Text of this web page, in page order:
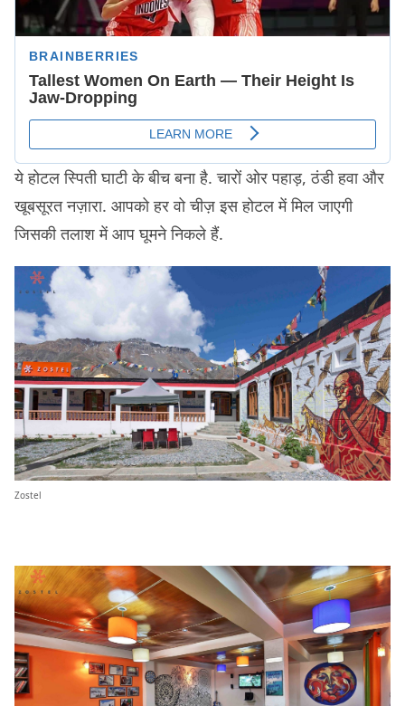
ये होटल स्पिती घाटी के बीच बना है. चारों ओर पहाड़, ठंडी हवा और
खूबसूरत नज़ारा. आपको हर वो चीज़ इस होटल में मिल जाएगी
जिसकी तलाश में आप घूमने निकले हैं.
Zostel